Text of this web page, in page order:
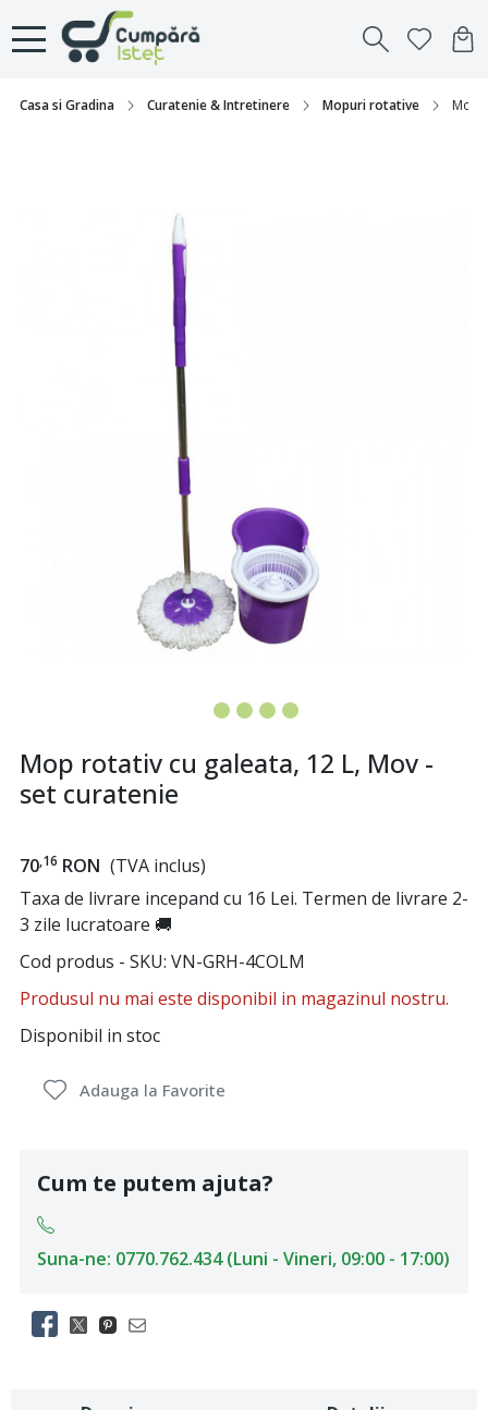
Casa si Gradina Curatenie & Intretinere Mopuri rotative Mop
Mop rotativ cu galeata, 12 L, Mov -
set curatenie
70,16 RON (TVA inclus)
Taxa de livrare incepand cu 16 Lei. Termen de livrare 2-
3 zile lucratoare 🚚
Cod produs - SKU VN-GRH-4COLM
Produsul nu mai este disponibil in magazinul nostru.
Disponibil in stoc
Adauga la Favorite
Cum te putem ajuta?
Suna-ne: 0770.762.434 (Luni - Vineri, 09:00 - 17:00)